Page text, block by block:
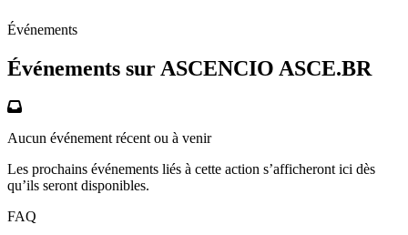
Événements
Événements sur ASCENCIO ASCE.BR
Aucun événement récent ou à venir
Les prochains événements liés à cette action s’afficheront ici dès
qu’ils seront disponibles.
FAQ